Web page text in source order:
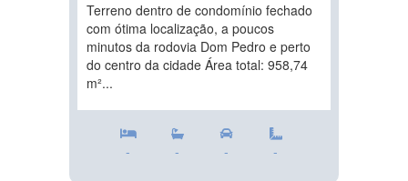
Terreno dentro de condomínio fechado
com ótima localização, a poucos
minutos da rodovia Dom Pedro e perto
do centro da cidade Área total: 958,74
m²...
- - - -